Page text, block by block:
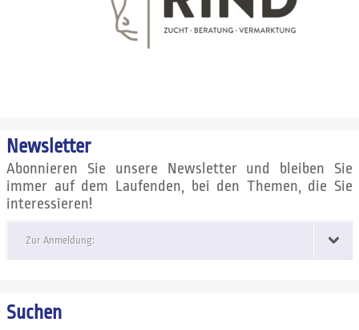
Newsletter
Abonnieren Sie unsere Newsletter und bleiben Sie
immer auf dem Laufenden, bei den Themen, die Sie
interessieren!
Zur Anmeldung:
Suchen